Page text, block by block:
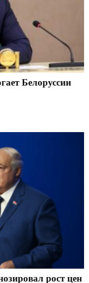
Белоруссии
рост цен